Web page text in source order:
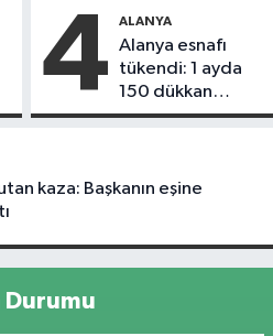
4 ALANYA
Alanya esnafı
tükendi: 1 ayda
150 dükkan
kapandı
kaza: Başkanın eşine
Durumu